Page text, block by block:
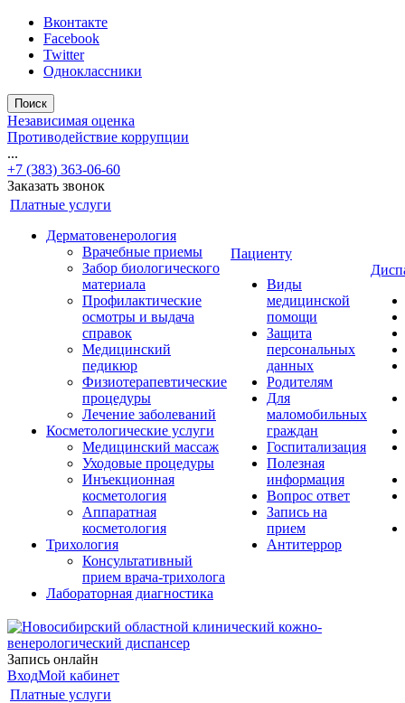
Вконтакте
Facebook
Twitter
Одноклассники
Поиск
Независимая оценка
Противодействие коррупции
...
+7 (383) 363-06-60
Заказать звонок
Платные услуги
Дерматовенерология
Врачебные приемы
Забор биологического
материала
Профилактические
осмотры и выдача
справок
Медицинский
педикюр
Физиотерапевтические
процедуры
Лечение заболеваний
Косметологические услуги
Медицинский массаж
Уходовые процедуры
Инъекционная
косметология
Аппаратная
косметология
Трихология
Консультативный
прием врача-трихолога
Лабораторная диагностика
Пациенту
Виды
медицинской
помощи
Защита
персональных
данных
Родителям
Для
маломобильных
граждан
Госпитализация
Полезная
информация
Вопрос ответ
Запись на
прием
Антитеррор
Запись онлайн
ВходМой кабинет
Платные услуги